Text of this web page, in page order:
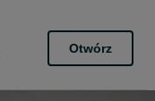
Otwórz